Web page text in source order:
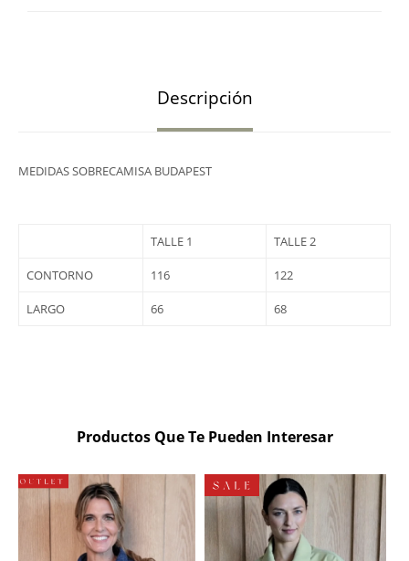
Descripción
MEDIDAS SOBRECAMISA BUDAPEST
TALLE 1 TALLE 2
CONTORNO 116 122
LARGO 66 68
Productos Que Te Pueden Interesar